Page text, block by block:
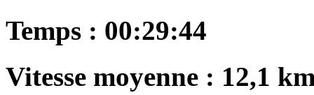
Temps : 00:29:44
Vitesse moyenne : 12,1